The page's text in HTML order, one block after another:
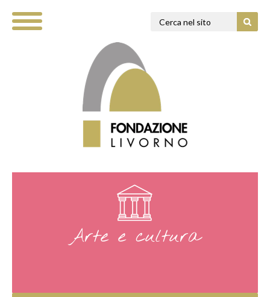
Arte e cultura